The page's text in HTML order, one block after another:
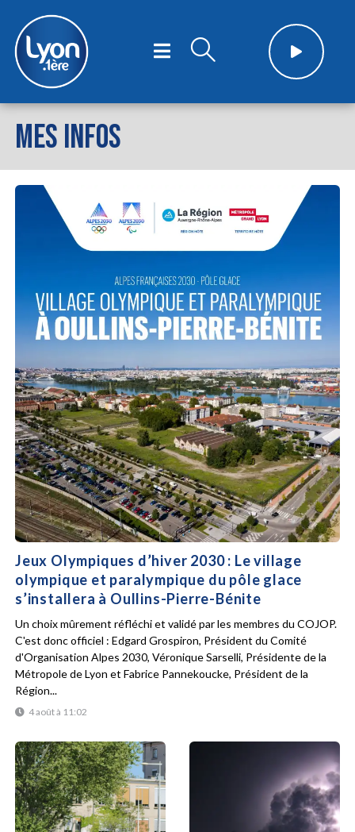
MES INFOS
Jeux Olympiques d’hiver 2030 : Le village
olympique et paralympique du pôle glace
s’installera à Oullins-Pierre-Bénite
4 août à 11:02
Un choix mûrement réfléchi et validé par les membres du COJOP.
C'est donc officiel : Edgard Grospiron, Président du Comité
d'Organisation Alpes 2030, Véronique Sarselli, Présidente de la
Métropole de Lyon et Fabrice Pannekoucke, Président de la
Région...